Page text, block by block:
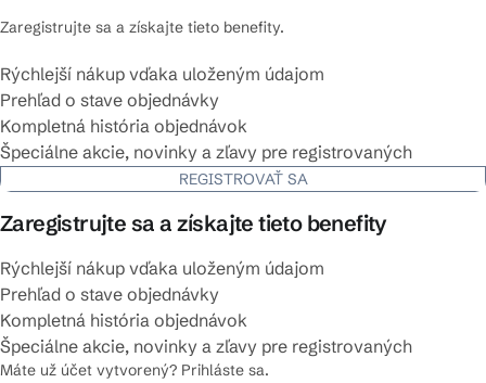
Zaregistrujte sa a získajte tieto benefity.
Rýchlejší nákup vďaka uloženým údajom
Prehľad o stave objednávky
Kompletná história objednávok
Špeciálne akcie, novinky a zľavy pre registrovaných
REGISTROVAŤ SA
Zaregistrujte sa a získajte tieto benefity
Rýchlejší nákup vďaka uloženým údajom
Prehľad o stave objednávky
Kompletná história objednávok
Špeciálne akcie, novinky a zľavy pre registrovaných
Máte už účet vytvorený? Prihláste sa.